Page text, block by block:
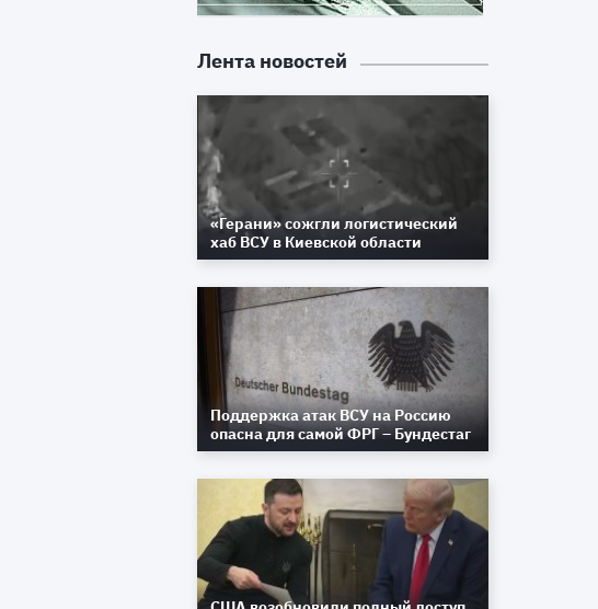
Лента новостей
«Герани» сожгли логистический
хаб ВСУ в Киевской области
Поддержка атак ВСУ на Россию
опасна для самой ФРГ – Бундестаг